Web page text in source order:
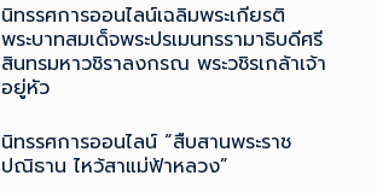
นิทรรศการออนไลน์เฉลิมพระเกียรติ
พระบาทสมเด็จพระปรเมนทรรามาธิบดีศรี
สินทรมหาวชิราลงกรณ ​พระวชิรเกล้าเจ้า
อยู่หัว
นิทรรศการออนไลน์ “สืบสานพระราช
ปณิธาน ไหว้สาแม่ฟ้าหลวง”